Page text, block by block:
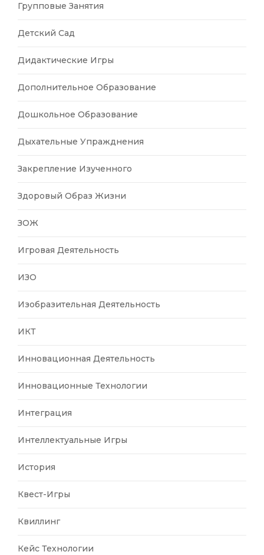
Групповые Занятия
Детский Сад
Дидактические Игры
Дополнительное Образование
Дошкольное Образование
Дыхательные Упражднения
Закрепление Изученного
Здоровый Образ Жизни
ЗОЖ
Игровая Деятельность
ИЗО
Изобразительная Деятельность
ИКТ
Инновационная Деятельность
Инновационные Технологии
Интеграция
Интеллектуальные Игры
История
Квест-Игры
Квиллинг
Кейс Технологии